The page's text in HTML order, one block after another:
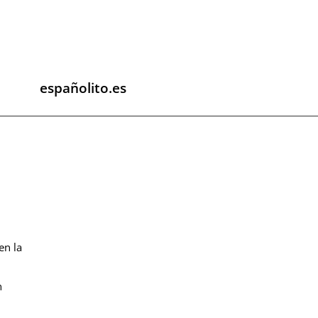
españolito.es
la